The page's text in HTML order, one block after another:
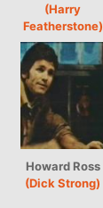
(Harry
Featherstone)
Howard Ross
(Dick Strong)